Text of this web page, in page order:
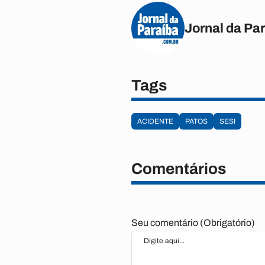
Jornal da
Tags
ACIDENTE PATOS SESI
Comentários
Seu comentário (Obrigatório)